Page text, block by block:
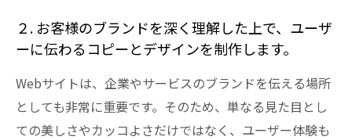
２. お客様のブランドを深く理解した上で、ユーザ
ーに伝わるコピーとデザインを制作します。
Webサイトは、企業やサービスのブランドを伝える場所
としても非常に重要です。そのため、単なる見た目とし
ての美しさやカッコよさだけではなく、ユーザー体験も